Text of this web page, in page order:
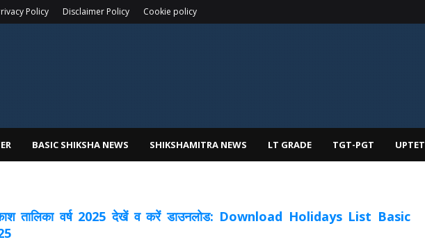
Policy Disclaimer Policy Cookie policy
BASIC SHIKSHA NEWS SHIKSHAMITRA NEWS LT GRADE TGT-PGT UPTET
तालिका वर्ष 2025 देखें व करें डाउनलोड: Download Holidays List Basic